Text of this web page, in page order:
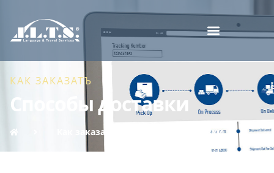
КАК ЗАКАЗАТЪ
Способы доставки
Как заказать Способы доставки